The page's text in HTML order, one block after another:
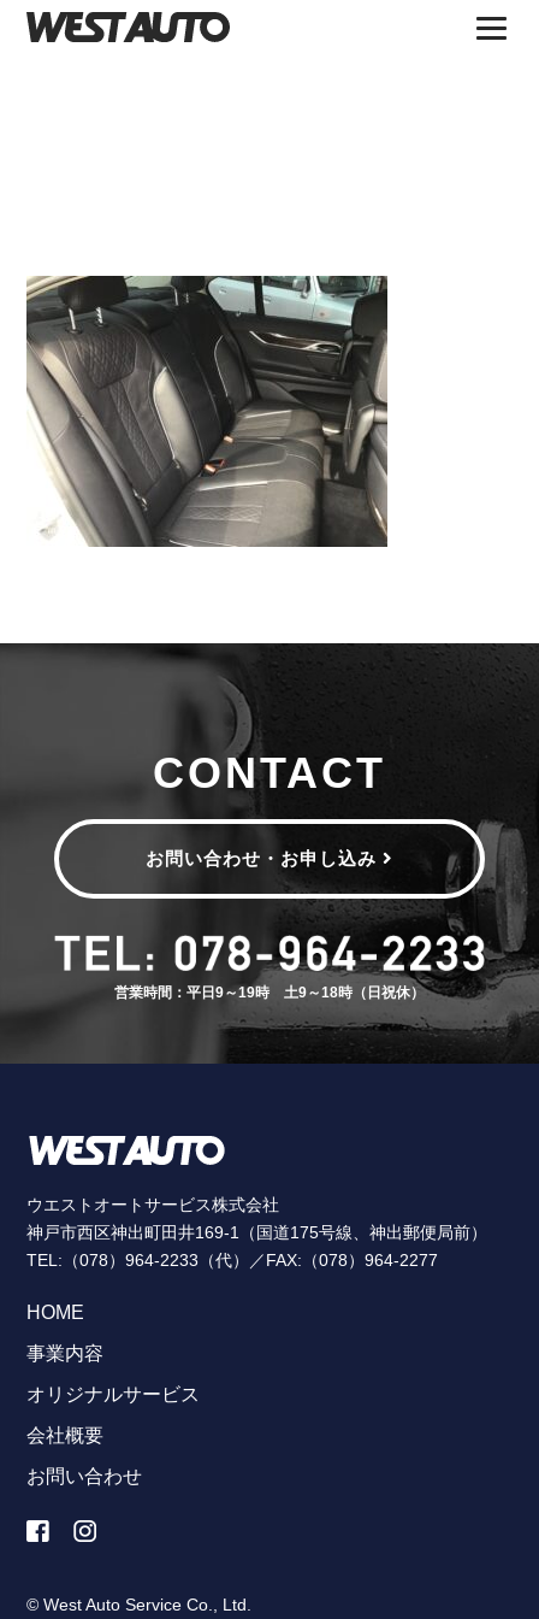
CONTACT
お問い合わせ・お申し込み
営業時間：平日9～19時 土9～18時（日祝休）
ウエストオートサービス株式会社
神戸市西区神出町田井169-1（国道175号線、神出郵便局前）
TEL:（078）964-2233（代）／FAX:（078）964-2277
HOME
事業内容
オリジナルサービス
会社概要
お問い合わせ
© West Auto Service Co., Ltd.